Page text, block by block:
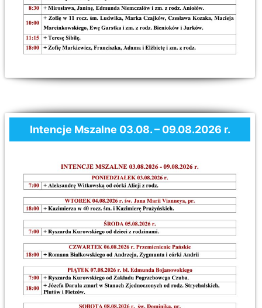
Intencje Mszalne 03.08. – 09.08.2026 r.